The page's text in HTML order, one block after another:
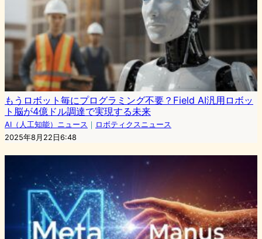
もうロボット毎にプログラミング不要？Field AI汎用ロボッ
ト脳が4億ドル調達で実現する未来
AI（人工知能）ニュース ｜ ロボティクスニュース
2025年8月22日6:48